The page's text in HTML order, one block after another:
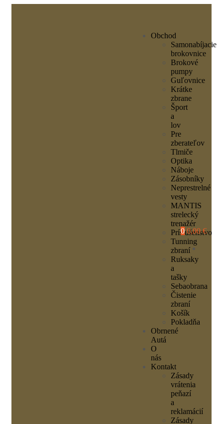
Obchod
Samonabíjacie
brokovnice
Brokové
pumpy
Guľovnice
Krátke
zbrane
Šport
a
lov
Pre
zberateľov
Tlmiče
Optika
Náboje
Zásobníky
Neprestrelné
vesty
MANTIS
strelecký
trenažér
Príslušenstvo
Tunning
zbraní
Ruksaky
a
tašky
Sebaobrana
Čistenie
zbraní
Košík
Pokladňa
Obrnené
Autá
O
nás
Kontakt
Zásady
vrátenia
peňazí
a
reklamácií
Zásady
0 0,00 €